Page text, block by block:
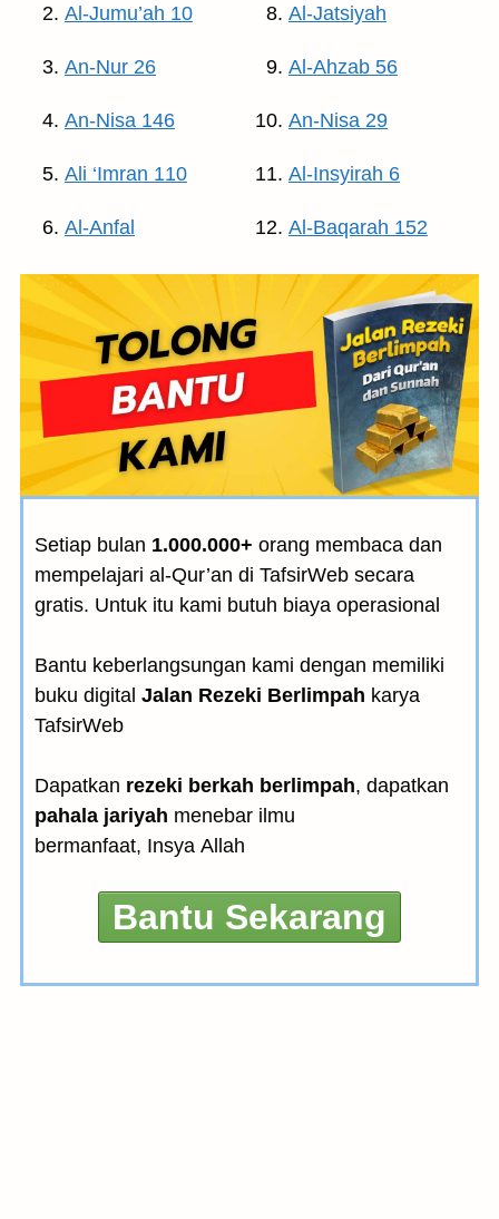
Al-Jumu’ah 10
An-Nur 26
An-Nisa 146
Ali ‘Imran 110
Al-Anfal
Al-Jatsiyah
Al-Ahzab 56
An-Nisa 29
Al-Insyirah 6
Al-Baqarah 152
Setiap bulan 1.000.000+ orang membaca dan
mempelajari al-Qur’an di TafsirWeb secara
gratis. Untuk itu kami butuh biaya operasional
Bantu keberlangsungan kami dengan memiliki
buku digital Jalan Rezeki Berlimpah karya
TafsirWeb
Dapatkan rezeki berkah berlimpah, dapatkan
pahala jariyah menebar ilmu
bermanfaat, Insya Allah
Bantu Sekarang